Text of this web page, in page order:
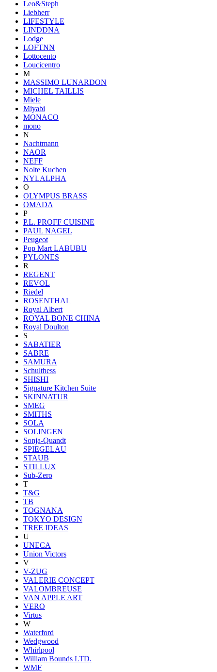
Leo&Steph
Liebherr
LIFESTYLE
LINDDNA
Lodge
LOFTNN
Lottocento
Loucicentro
M
MASSIMO LUNARDON
MICHEL TAILLIS
Miele
Miyabi
MONACO
mono
N
Nachtmann
NAOR
NEFF
Nolte Kuchen
NYLALPHA
O
OLYMPUS BRASS
OMADA
P
P.L. PROFF CUISINE
PAUL NAGEL
Peugeot
Pop Mart LABUBU
PYLONES
R
REGENT
REVOL
Riedel
ROSENTHAL
Royal Albert
ROYAL BONE CHINA
Royal Doulton
S
SABATIER
SABRE
SAMURA
Schulthess
SHISHI
Signature Kitchen Suite
SKINNATUR
SMEG
SMITHS
SOLA
SOLINGEN
Sonja-Quandt
SPIEGELAU
STAUB
STILLUX
Sub-Zero
T
T&G
TB
TOGNANA
TOKYO DESIGN
TREE IDEAS
U
UNECA
Union Victors
V
V-ZUG
VALERIE CONCEPT
VALOMBREUSE
VAN APPLE ART
VERO
Virtus
W
Waterford
Wedgwood
Whirlpool
William Bounds LTD.
WMF